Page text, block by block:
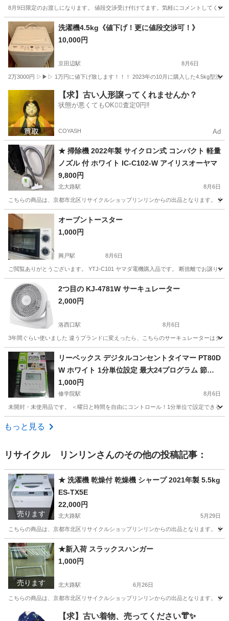
8月9日限定のお渡しになります。 値段交渉受け付けてます。気軽にコメントしてくだ
京都 京都市 龍谷大前深草駅 キッチン家電
洗濯機4.5kg《値下げ！更に値段交渉可！》
10,000円
京田辺駅 8月6日
2万3000円 ▷▶︎▷ 1万円に値下げ致します！！！ 2023年の10月に購入した4.5kg型洗濯
京田辺駅 生活家電 状態
【求】古い人形譲ってくれませんか？
状態が悪くてもOK🙆‍♀️査定0円‼️
COYASH Ad
★ 掃除機 2022年製 サイクロン式 コンパクト 軽量
ノズル 付 ホワイト IC-C102-W アイリスオーヤマ
9,800円
北大路駅 8月6日
こちらの商品は、京都市北区リサイクルショップリンリンからの出品となります。
京都 京都市 北大路駅 生活家電
オーブントースター
1,000円
興戸駅 8月6日
ご閲覧ありがとうございます。 YTJ-C101 ヤマダ電機購入品です。 断捨離でお譲り
京都 京田辺市 興戸駅 キッチン家電
2つ目の KJ-4781W サーキュレーター
2,000円
洛西口駅 8月6日
3年間ぐらい使いました 違うブランドに変えったら、こちらのサーキュレーターはタ
京都 京都市 洛西口駅 生活家電 サーキュレーター
リーベックス デジタルコンセントタイマー PT80D
W ホワイト 1分単位設定 最大24プログラム 節電
省エネ 不在防犯 屋内用 定格1500W
1,000円
修学院駅 8月6日
未開封・未使用品です。 ＜曜日と時間を自由にコントロール！1分単位で設定できる
京都 京都市
もっと見る
リサイクル リンリンさんのその他の投稿記事：
売ります
★ 洗濯機 乾燥付 乾燥機 シャープ 2021年製 5.5kg
ES-TX5E
22,000円
北大路駅 5月29日
こちらの商品は、京都市北区リサイクルショップリンリンからの出品となります。
京都 京都市 北大路駅 生活家電 シャープ
売ります
★新入荷 スラックスハンガー
1,000円
北大路駅 6月26日
こちらの商品は、京都市北区リサイクルショップリンリンからの出品となります。
京都 京都市 北大路駅 家具
【求】古い着物、売ってください👘✨